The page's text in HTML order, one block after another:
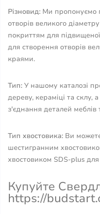
Різновид: Ми пропонуємо
отворів великого
покриттям для
для створення отворів
краями.
Тип: У нашому каталозі
дереву, кераміці та склу,
з'єднання деталей меблів
Тип хвостовика: Ви
шестигранним
хвостовиком SDS-plus
Купуйте
https://